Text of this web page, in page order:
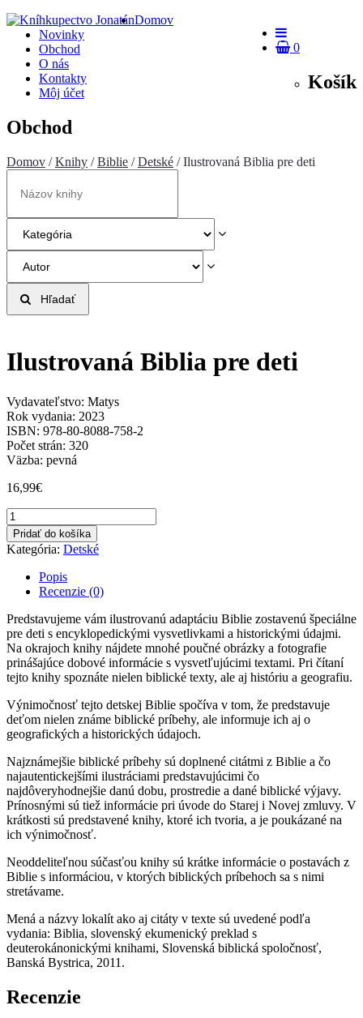
0
Košík
Domov
Novinky
Obchod
O nás
Kontakty
Môj účet
Obchod
Domov /Knihy /Biblie /Detské / Ilustrovaná Biblia pre deti
Hľadať
Ilustrovaná Biblia pre deti
Vydavateľstvo: Matys
Rok vydania: 2023
ISBN: 978-80-8088-758-2
Počet strán: 320
Väzba: pevná
16,99€
množstvo
Ilustrovaná
Biblia
pre
Pridať do košíka
Kategória: Detské
Popis
Recenzie (0)
Predstavujeme vám ilustrovanú adaptáciu Biblie zostavenú špeciálne
pre deti s encyklopedickými vysvetlivkami a historickými údajmi.
Na okrajoch knihy nájdete mnohé poučné obrázky a fotografie
prinášajúce dobové informácie s vysvetľujúcimi textami. Pri čítaní
tejto knihy spoznáte nielen biblické texty, ale aj históriu a geografiu.
Výnimočnosť tejto detskej Biblie spočíva v tom, že predstavuje
deťom nielen známe biblické príbehy, ale informuje ich aj o
geografických a historických údajoch.
Najznámejšie biblické príbehy sú doplnené citátmi z Biblie a čo
najautentickejšími ilustráciami predstavujúcimi čo
najdôveryhodnejšie danú dobu, prostredie a dané biblické výjavy.
Prínosnými sú tiež informácie pri úvode do Starej i Novej zmluvy. V
krátkosti sú predstavené knihy, ktoré ich tvoria, a je poukázané na
ich výnimočnosť.
Neoddeliteľnou súčasťou knihy sú krátke informácie o postavách z
Biblie s informáciou, v ktorých biblických príbehoch sa s nimi
stretávame.
Mená a názvy lokalít ako aj citáty v texte sú uvedené podľa
vydania: Biblia, slovenský ekumenický preklad s
deuterokánonickými knihami, Slovenská biblická spoločnosť,
Banská Bystrica, 2011.
Recenzie